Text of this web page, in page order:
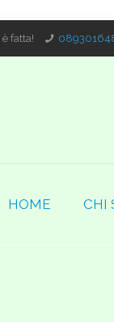
fatta!
HOME CHI